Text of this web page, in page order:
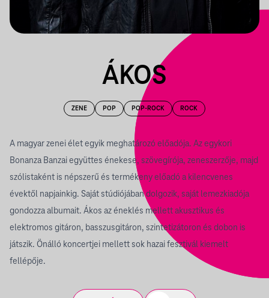
ÁKOS
ZENE POP POP-ROCK ROCK
A magyar zenei élet egyik meghatározó előadója. Az egykori
Bonanza Banzai együttes énekese, szövegírója, zeneszerzője, majd
szólistaként is népszerű és termékeny előadó a kilencvenes
évektől napjainkig. Saját stúdiójában dolgozik, saját lemezkiadója
gondozza albumait. Ákos az éneklés mellett akusztikus és
elektromos gitáron, basszusgitáron, szintetizátoron és dobon is
játszik. Önálló koncertjei mellett sok hazai fesztivál kiemelt
fellépője.